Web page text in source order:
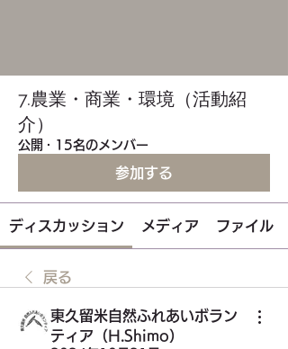
7.農業・商業・環境（活動紹
介）
公開 · 15名のメンバー
参加する
ディスカッション メディア ファイル
戻る
東久留米自然ふれあいボラン
ティア（H.Shimo）